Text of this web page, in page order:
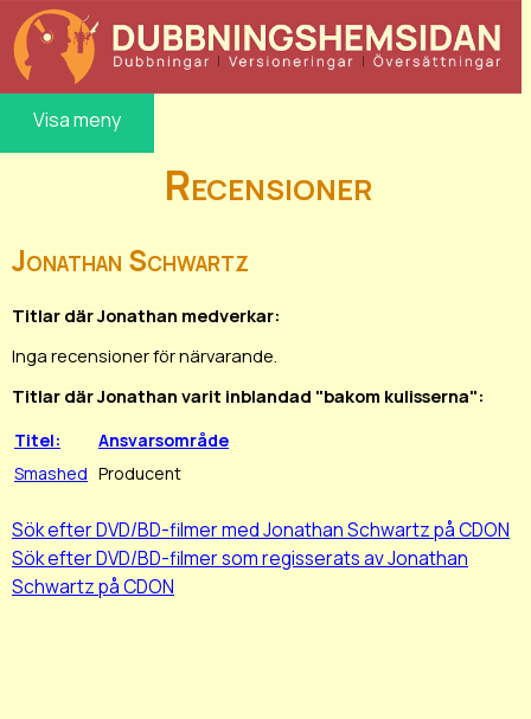
Visa meny
Recensioner
Jonathan Schwartz
Titlar där Jonathan medverkar:
Inga recensioner för närvarande.
Titlar där Jonathan varit inblandad "bakom kulisserna":
Titel:
Ansvarsområde
Smashed Producent
Sök efter DVD/BD-filmer med Jonathan Schwartz på CDON
Sök efter DVD/BD-filmer som regisserats av Jonathan
Schwartz på CDON